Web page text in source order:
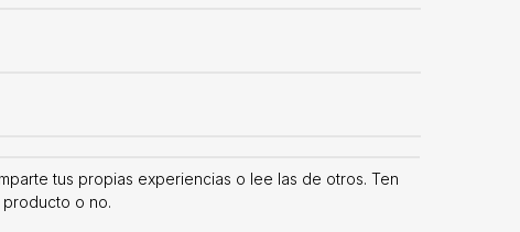
tus propias experiencias o lee las de otros. Ten
o no.